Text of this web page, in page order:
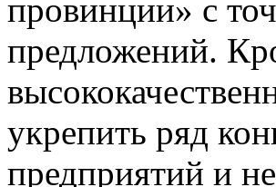
провинции» с
предложений.
укрепить ряд
предприятий и